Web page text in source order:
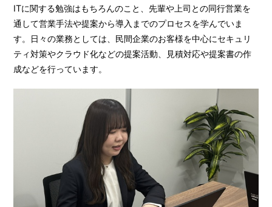
ITに関する勉強はもちろんのこと、先輩や上司との同行営業を
通して営業手法や提案から導入までのプロセスを学んでいま
す。日々の業務としては、民間企業のお客様を中心にセキュリ
ティ対策やクラウド化などの提案活動、見積対応や提案書の作
成などを行っています。